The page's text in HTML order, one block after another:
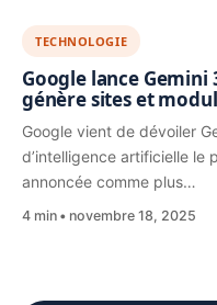
TECHNOLOGIE
Google lance Gemini
génère sites et
Google vient de dévoiler
d’intelligence artificielle le
annoncée comme plus…
4 min novembre 18, 2025